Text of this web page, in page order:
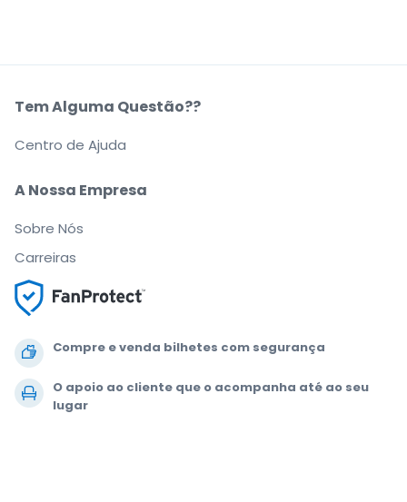
Compre e venda bilhetes com segurança
O apoio ao cliente que o acompanha até ao seu
lugar
A Nossa Empresa
Sobre Nós
Carreiras
Tem Alguma Questão??
Centro de Ajuda